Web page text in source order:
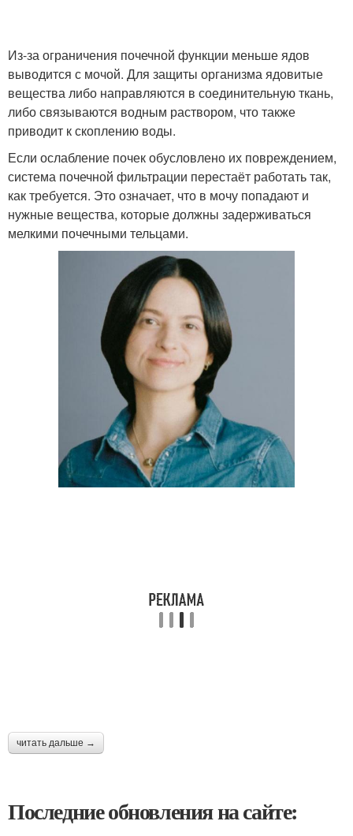
Из-за ограничения почечной функции меньше ядов
выводится с мочой. Для защиты организма ядовитые
вещества либо направляются в соединительную ткань,
либо связываются водным раствором, что также
приводит к скоплению воды.
Если ослабление почек обусловлено их повреждением,
система почечной фильтрации перестаёт работать так,
как требуется. Это означает, что в мочу попадают и
нужные вещества, которые должны задерживаться
мелкими почечными тельцами.
читать дальше →
Последние обновления на сайте: